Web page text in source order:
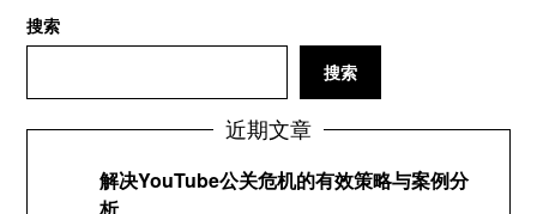
搜索
搜索
近期文章
解决YouTube公关危机的有效策略与案例分